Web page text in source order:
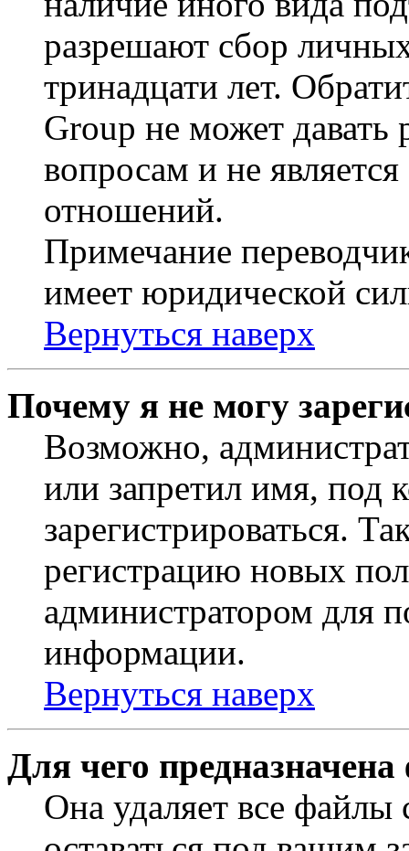
разрешают сбор
тринадцати лет.
Group не может
вопросам и не
отношений.
Примечание
имеет юридической
Вернуться наверх
Почему я не могу
Возможно,
или запретил имя, под
зарегистрироваться.
регистрацию новых
администратором для
информации.
Вернуться наверх
Для чего
Она удаляет все файлы